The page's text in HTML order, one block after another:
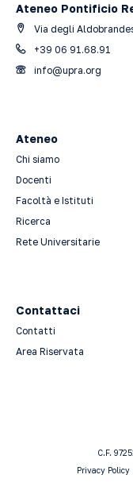
Ateneo Pontificio
Via degli
+39 06 91.68.91
info@upra.org
Ateneo
Chi siamo
Docenti
Facoltà e Istituti
Ricerca
Rete Universitarie
Contattaci
Contatti
Area Riservata
C.F.
Privacy Policy